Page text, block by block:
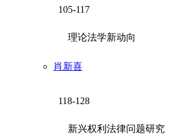
105-117
理论法学新动向
肖新喜
118-128
新兴权利法律问题研究